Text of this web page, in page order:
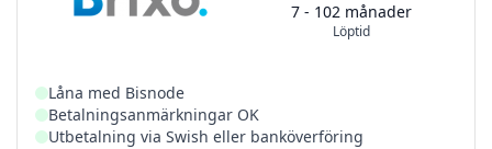
Löptid
7 - 102 månader
Låna med Bisnode
Betalningsanmärkningar OK
Utbetalning via Swish eller banköverföring